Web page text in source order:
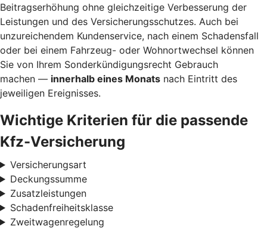
Beitragserhöhung ohne gleichzeitige Verbesserung der
Leistungen und des Versicherungsschutzes. Auch bei
unzureichendem Kundenservice, nach einem Schadensfall
oder bei einem Fahrzeug- oder Wohnortwechsel können
Sie von Ihrem Sonderkündigungsrecht Gebrauch
machen — innerhalb eines Monats nach Eintritt des
jeweiligen Ereignisses.
Wichtige Kriterien für die passende
Kfz-Versicherung
Versicherungsart
Deckungssumme
Zusatzleistungen
Schadenfreiheitsklasse
Zweitwagenregelung